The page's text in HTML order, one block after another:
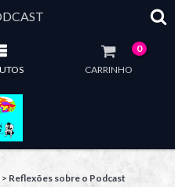
CARRINHO
0
> Reflexões sobre o Podcast